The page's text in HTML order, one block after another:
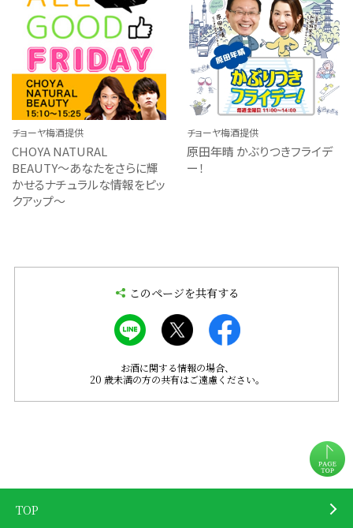
CHOYA NATURAL
BEAUTY〜あなたをさらに輝
かせるナチュラルな情報をピッ
クアップ〜
チョーヤ梅酒提供
原田年晴 かぶりつきフライデ
ー！
チョーヤ梅酒提供
このページを共有する
お酒に関する情報の場合、
20 歳未満の方の共有はご遠慮ください。
TOP